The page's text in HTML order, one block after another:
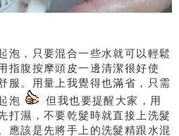
泡，只要混合一些水就可以輕鬆
指腹按摩頭皮一邊清潔很好使
服。用量上我覺得也滿省，只需
泡
但我也要提醒大家，用
打濕，不要乾髮時就直接上洗髮
應該是先將手上的洗髮精跟水混